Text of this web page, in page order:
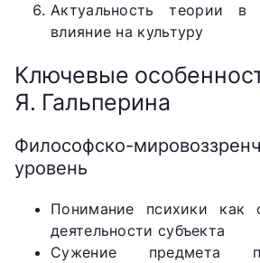
Актуальность теории
влияние на культуру
Ключевые
Я. Гальперина
Философско-
уровень
Понимание психики как
деятельности субъекта
Сужение предмета